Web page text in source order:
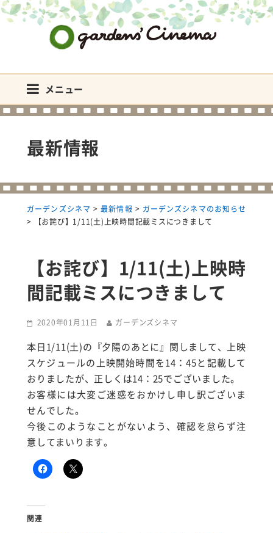
メニュー
最新情報
ガーデンズシネマ >最新情報 > ガーデンズシネマのお知らせ
>
【お詫び】1/11(土)上映時間記載ミスにつきまして
【お詫び】1/11(土)上映時
間記載ミスにつきまして
2020年01月11日 ガーデンズシネマ
本日1/11(土)の『夕陽のあとに』関しまして、上映
スケジュールの上映開始時間を14：45と記載して
おりましたが、正しくは14：25でございました。
お客様には大変ご迷惑をおかけし申し訳ございま
せんでした。
今後このようなことがないよう、確認を怠らず注
意してまいります。
関連